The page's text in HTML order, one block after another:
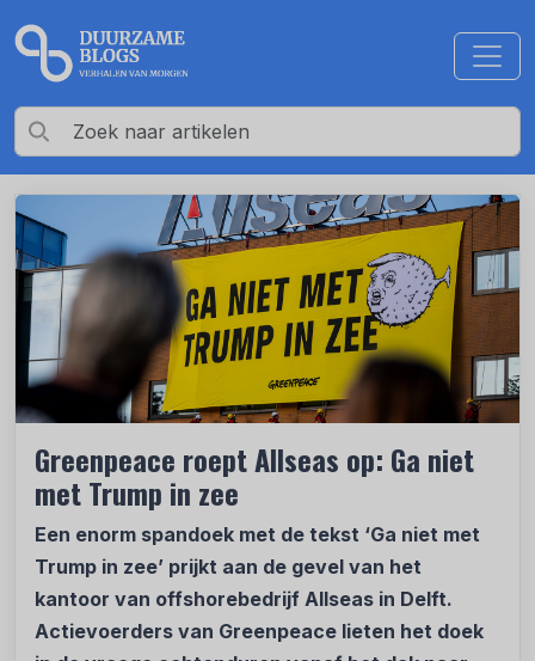
Greenpeace roept Allseas op: Ga niet
met Trump in zee
Een enorm spandoek met de tekst ‘Ga niet met
Trump in zee’ prijkt aan de gevel van het
kantoor van offshorebedrijf Allseas in Delft.
Actievoerders van Greenpeace lieten het doek